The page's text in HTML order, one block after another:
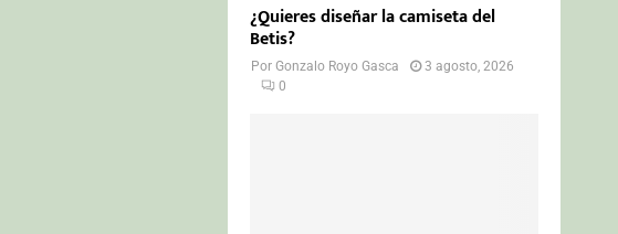
¿Quieres diseñar la camiseta del
Betis?
PorGonzalo Royo Gasca
3 agosto, 2026
0